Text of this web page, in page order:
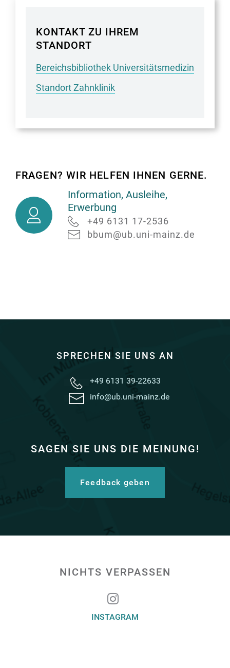
KONTAKT ZU IHREM
STANDORT
Bereichsbibliothek Universitätsmedizin
Standort Zahnklinik
FRAGEN? WIR HELFEN IHNEN GERNE.
Information,
Ausleihe,
Erwerbung
Information, Ausleihe,
Erwerbung
+49 6131 17-2536
bbum@ub.uni-mainz.de
SPRECHEN SIE UNS AN
+49 6131 39-22633
info@ub.uni-mainz.de
SAGEN SIE UNS DIE MEINUNG!
Feedback geben
NICHTS VERPASSEN
INSTAGRAM